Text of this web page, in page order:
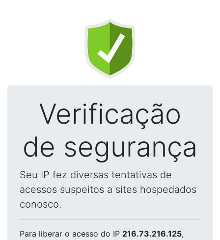
Verificação
de segurança
Seu IP fez diversas tentativas de
acessos suspeitos a sites hospedados
conosco.
Para liberar o acesso do IP 216.73.216.125,